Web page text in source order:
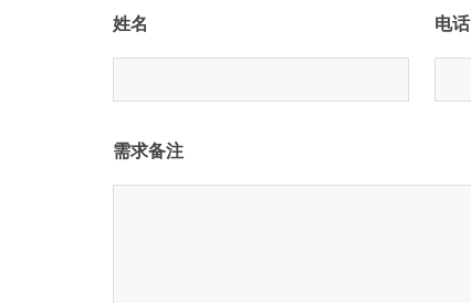
姓名 电话
需求备注